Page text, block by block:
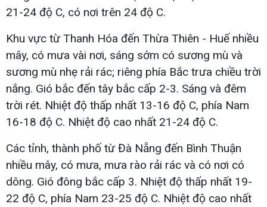
21-24 độ C, có nơi trên 24 độ C.
Khu vực từ Thanh Hóa đến Thừa Thiên - Huế nhiều
mây, có mưa vài nơi, sáng sớm có sương mù và
sương mù nhẹ rải rác; riêng phía Bắc trưa chiều trời
nắng. Gió bắc đến tây bắc cấp 2-3. Sáng và đêm
trời rét. Nhiệt độ thấp nhất 13-16 độ C, phía Nam
16-18 độ C. Nhiệt độ cao nhất 21-24 độ C.
Các tỉnh, thành phố từ Đà Nẵng đến Bình Thuận
nhiều mây, có mưa, mưa rào rải rác và có nơi có
dông. Gió đông bắc cấp 3. Nhiệt độ thấp nhất 19-
22 độ C, phía Nam 23-25 độ C. Nhiệt độ cao nhất